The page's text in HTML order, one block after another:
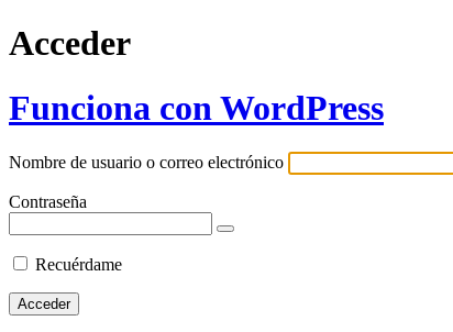
Acceder
Funciona con WordPress
Nombre de usuario o correo electrónico
Contraseña
Recuérdame